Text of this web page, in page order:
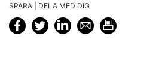
SPARA | DELA MED DIG